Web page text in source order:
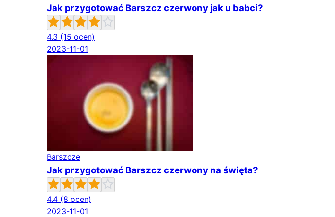
Jak przygotować Barszcz czerwony jak u babci?
4.3 (15 ocen)
2023-11-01
Barszcze
Jak przygotować Barszcz czerwony na święta?
4.4 (8 ocen)
2023-11-01